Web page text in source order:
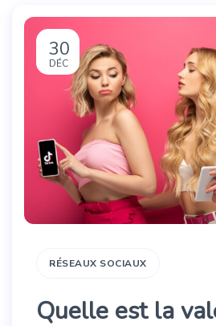
30
DÉC
RÉSEAUX SOCIAUX
Quelle est la